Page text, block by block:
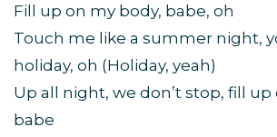
Fill up on my body, babe, oh
Touch me like a summer night,
holiday, oh (Holiday, yeah)
Up all night, we don’t stop, fill up
babe